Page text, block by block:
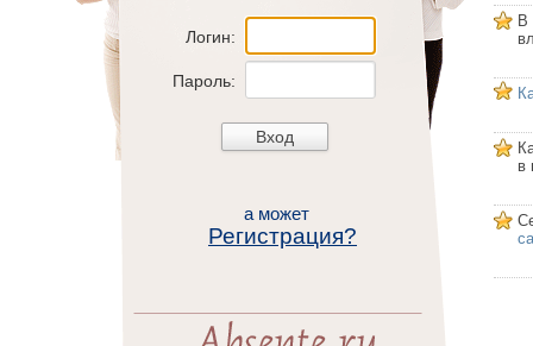
Логин:
Пароль:
а может
Регистрация?
В
в